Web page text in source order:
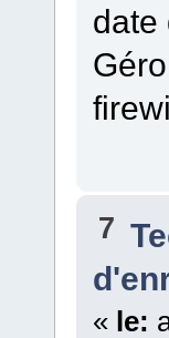
date
7
« le: